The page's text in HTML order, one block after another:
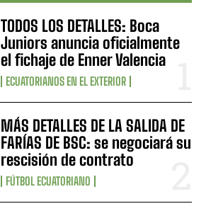
TODOS LOS DETALLES: Boca
Juniors anuncia oficialmente
el fichaje de Enner Valencia
ECUATORIANOS EN EL EXTERIOR
MÁS DETALLES DE LA SALIDA DE
FARÍAS DE BSC: se negociará su
rescisión de contrato
FÚTBOL ECUATORIANO